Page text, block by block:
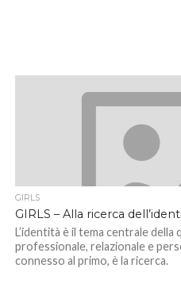
GIRLS
GIRLS – Alla ricerca
L’identità è il tema centrale della
professionale, relazionale e
connesso al primo, è la ricerca.